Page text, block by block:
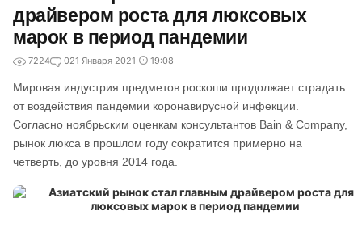
драйвером роста для люксовых
марок в период пандемии
7224 021 Января 2021 19:08
Мировая индустрия предметов роскоши продолжает страдать
от воздействия пандемии коронавирусной инфекции.
Согласно ноябрьским оценкам консультантов Bain & Company,
рынок люкса в прошлом году сократится примерно на
четверть, до уровня 2014 года.